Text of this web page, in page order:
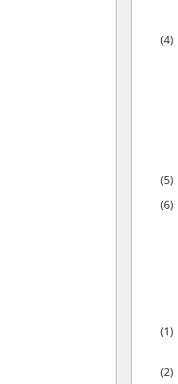
(4)
(5)
(6)
(1)
(2)